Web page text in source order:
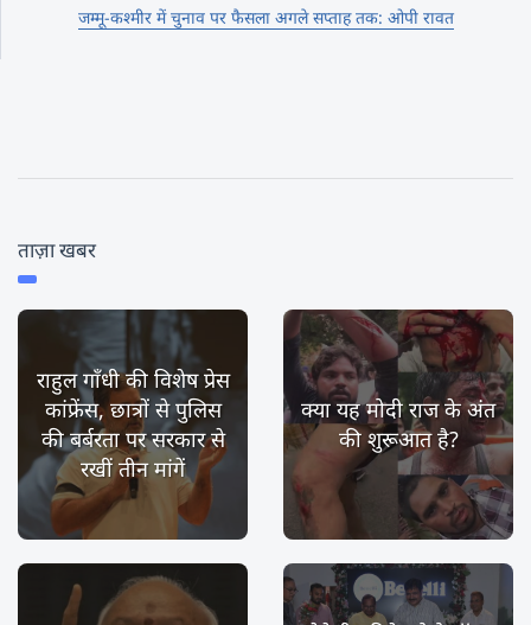
जम्मू-कश्मीर में चुनाव पर फैसला अगले सप्ताह तक: ओपी रावत
ताज़ा खबर
राहुल गाँधी की विशेष प्रेस
कांफ्रेंस, छात्रों से पुलिस
की बर्बरता पर सरकार से
रखीं तीन मांगें
क्या यह मोदी राज के अंत
की शुरूआत है?